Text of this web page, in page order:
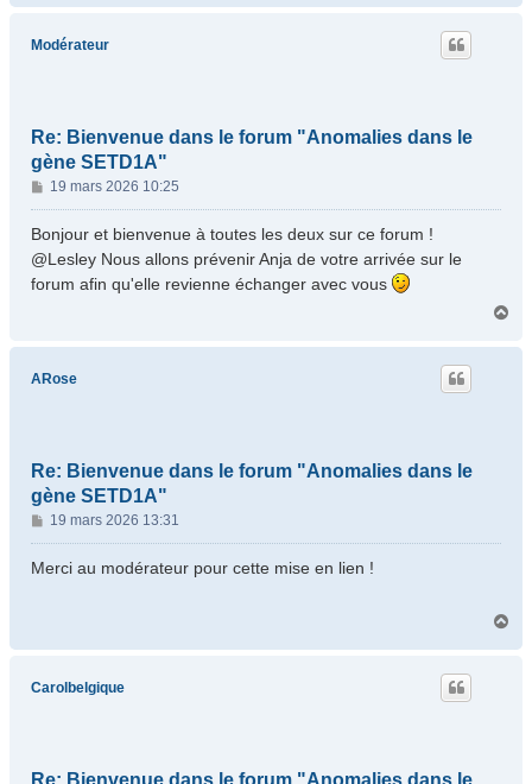
Modérateur
Re: Bienvenue dans le forum "Anomalies dans le
gène SETD1A"
M
e
s
s
g
19 mars 2026 10:25
Bonjour et bienvenue à toutes les deux sur ce forum !
@Lesley Nous allons prévenir Anja de votre arrivée sur le
forum afin qu'elle revienne échanger avec vous
u
ARose
Re: Bienvenue dans le forum "Anomalies dans le
gène SETD1A"
M
e
s
e
19 mars 2026 13:31
Merci au modérateur pour cette mise en lien !
Carolbelgique
Re: Bienvenue dans le forum "Anomalies dans le